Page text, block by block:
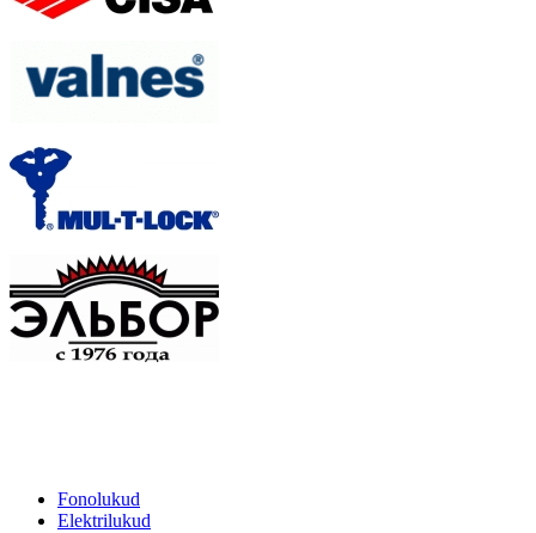
Fonolukud
Elektrilukud